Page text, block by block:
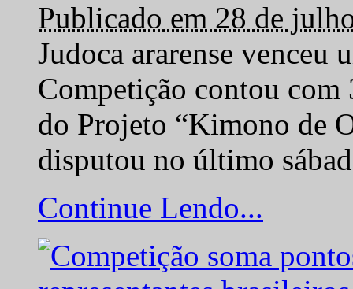
Publicado em 28 de
Judoca ararense venceu
Competição contou com
do Projeto “Kimono de
disputou no último
Continue Lendo...